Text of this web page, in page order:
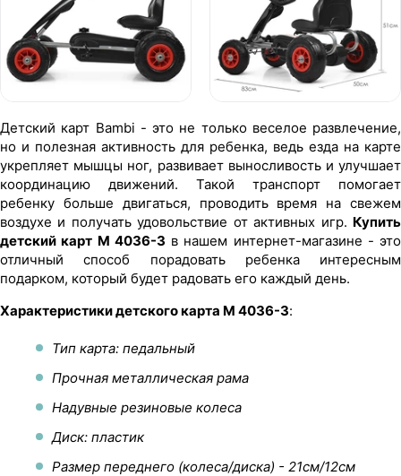
Детский карт Bambi - это не только веселое развлечение,
но и полезная активность для ребенка, ведь езда на карте
укрепляет мышцы ног, развивает выносливость и улучшает
координацию движений. Такой транспорт помогает
ребенку больше двигаться, проводить время на свежем
воздухе и получать удовольствие от активных игр. Купить
детский карт M 4036-3 в нашем интернет-магазине - это
отличный способ порадовать ребенка интересным
подарком, который будет радовать его каждый день.
Характеристики детского карта M 4036-3:
Тип карта: педальный
Прочная металлическая рама
Надувные резиновые колеса
Диск: пластик
Размер переднего (колеса/диска) - 21см/12см